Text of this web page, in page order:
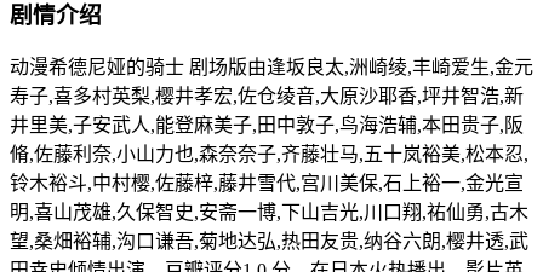
剧情介绍
动漫希德尼娅的骑士 剧场版由逢坂良太,洲崎绫,丰崎爱生,金元
寿子,喜多村英梨,樱井孝宏,佐仓绫音,大原沙耶香,坪井智浩,新
井里美,子安武人,能登麻美子,田中敦子,鸟海浩辅,本田贵子,阪
脩,佐藤利奈,小山力也,森奈奈子,齐藤壮马,五十岚裕美,松本忍,
铃木裕斗,中村樱,佐藤梓,藤井雪代,宫川美保,石上裕一,金光宣
明,喜山茂雄,久保智史,安斋一博,下山吉光,川口翔,祐仙勇,古木
望,桑畑裕辅,沟口谦吾,菊地达弘,热田友贵,纳谷六朗,樱井透,武